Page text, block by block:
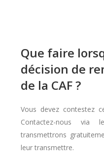
Que faire
décision de
de la CAF ?
Vous devez contestez
Contactez-nous via
transmettrons
leur transmettre.